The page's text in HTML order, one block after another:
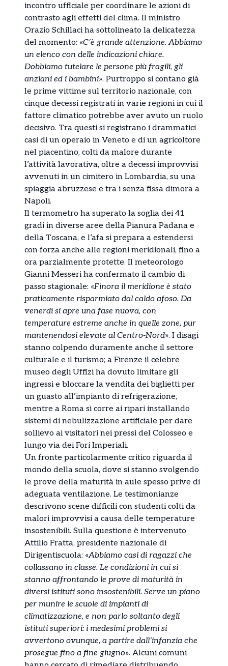
incontro ufficiale per coordinare le azioni di
contrasto agli effetti del clima. Il ministro
Orazio Schillaci ha sottolineato la delicatezza
del momento: «C’è grande attenzione. Abbiamo
un elenco con delle indicazioni chiare.
Dobbiamo tutelare le persone più fragili, gli
anziani ed i bambini». Purtroppo si contano già
le prime vittime sul territorio nazionale, con
cinque decessi registrati in varie regioni in cui il
fattore climatico potrebbe aver avuto un ruolo
decisivo. Tra questi si registrano i drammatici
casi di un operaio in Veneto e di un agricoltore
nel piacentino, colti da malore durante
l’attività lavorativa, oltre a decessi improvvisi
avvenuti in un cimitero in Lombardia, su una
spiaggia abruzzese e tra i senza fissa dimora a
Napoli.
Il termometro ha superato la soglia dei 41
gradi in diverse aree della Pianura Padana e
della Toscana, e l’afa si prepara a estendersi
con forza anche alle regioni meridionali, fino a
ora parzialmente protette. Il meteorologo
Gianni Messeri ha confermato il cambio di
passo stagionale: «Finora il meridione è stato
praticamente risparmiato dal caldo afoso. Da
venerdì si apre una fase nuova, con
temperature estreme anche in quelle zone, pur
mantenendosi elevate al Centro-Nord». I disagi
stanno colpendo duramente anche il settore
culturale e il turismo; a Firenze il celebre
museo degli Uffizi ha dovuto limitare gli
ingressi e bloccare la vendita dei biglietti per
un guasto all’impianto di refrigerazione,
mentre a Roma si corre ai ripari installando
sistemi di nebulizzazione artificiale per dare
sollievo ai visitatori nei pressi del Colosseo e
lungo via dei Fori Imperiali.
Un fronte particolarmente critico riguarda il
mondo della scuola, dove si stanno svolgendo
le prove della maturità in aule spesso prive di
adeguata ventilazione. Le testimonianze
descrivono scene difficili con studenti colti da
malori improvvisi a causa delle temperature
insostenibili. Sulla questione è intervenuto
Attilio Fratta, presidente nazionale di
Dirigentiscuola: «Abbiamo casi di ragazzi che
collassano in classe. Le condizioni in cui si
stanno affrontando le prove di maturità in
diversi istituti sono insostenibili. Serve un piano
per munire le scuole di impianti di
climatizzazione, e non parlo soltanto degli
istituti superiori: i medesimi problemi si
avvertono ovunque, a partire dall’infanzia che
prosegue fino a fine giugno». Alcuni comuni